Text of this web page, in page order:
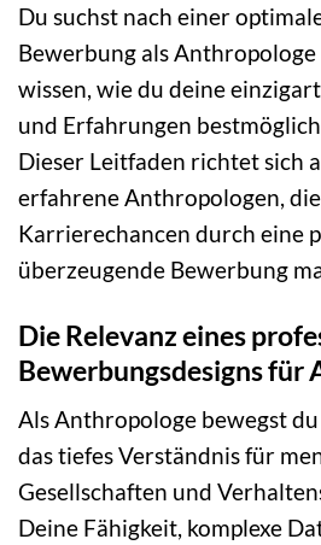
Du suchst nach einer
Bewerbung als
wissen, wie du deine
und Erfahrungen
Dieser Leitfaden richtet sich
erfahrene Anthropologen,
Karrierechancen durch eine
überzeugende Bewerbung
Die Relevanz eines
Bewerbungsdesigns für
Als Anthropologe bewegst
das tiefes Verständnis für
Gesellschaften und
Deine Fähigkeit, komplexe